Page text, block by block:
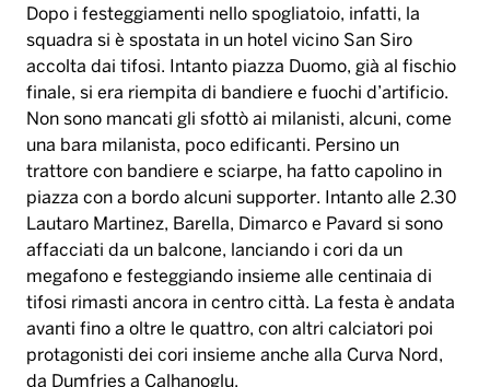
Dopo i festeggiamenti nello spogliatoio, infatti, la
squadra si è spostata in un hotel vicino San Siro
accolta dai tifosi. Intanto piazza Duomo, già al fischio
finale, si era riempita di bandiere e fuochi d’artificio.
Non sono mancati gli sfottò ai milanisti, alcuni, come
una bara milanista, poco edificanti. Persino un
trattore con bandiere e sciarpe, ha fatto capolino in
piazza con a bordo alcuni supporter. Intanto alle 2.30
Lautaro Martinez, Barella, Dimarco e Pavard si sono
affacciati da un balcone, lanciando i cori da un
megafono e festeggiando insieme alle centinaia di
tifosi rimasti ancora in centro città. La festa è andata
avanti fino a oltre le quattro, con altri calciatori poi
protagonisti dei cori insieme anche alla Curva Nord,
da Dumfries a Calhanoglu.